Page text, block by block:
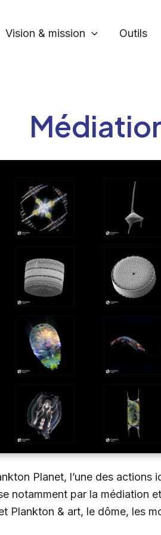
Vision & mission Outils
Planet, l’une des
notamment par la médiation
Plankton & art, le dôme, les